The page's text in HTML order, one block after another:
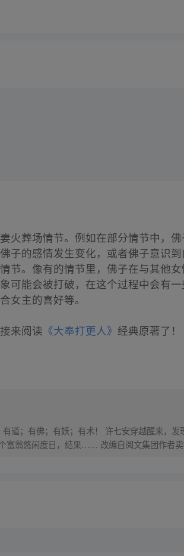
火葬场情节。例如在部分情节中，
子的感情发生变化，或者佛子意识
节。像有的情节里，佛子在与其他
可能会被打破，在这个过程中会有
女主的喜好等。
来阅读 《大奉打更人》 经典原著了！
有道；有佛；有妖；有术！ 许七安穿越醒来，
富翁悠闲度日，结果…… 改编自阅文集团作者